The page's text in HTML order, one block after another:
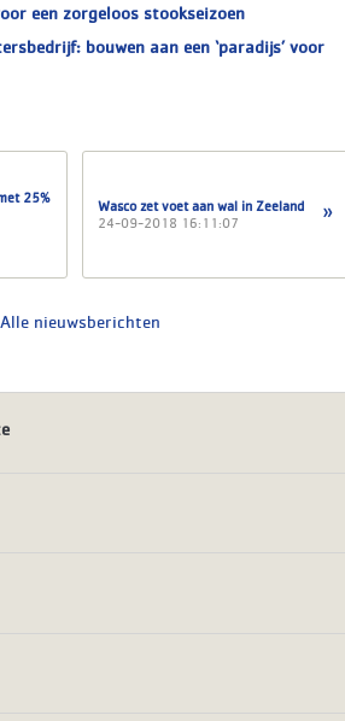
een zorgeloos stookseizoen
bouwen aan een ‘paradijs’ voor
25%
Wasco zet voet aan wal in Zeeland
24-09-2018 16:11:07
Alle nieuwsberichten